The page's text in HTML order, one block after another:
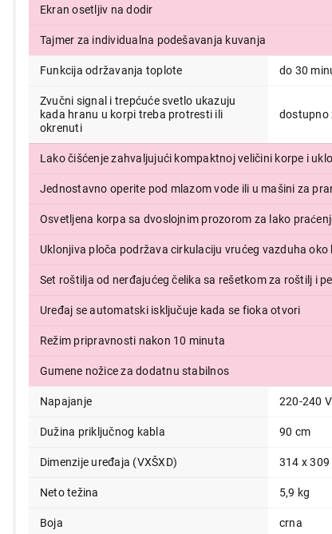
Ekran osetljiv na dodir
Tajmer za individualna podešavanja kuvanja
Funkcija održavanja toplote do 30
Zvučni signal i trepćuće svetlo ukazuju
kada hranu u korpi treba protresti ili
okrenuti
dostupno
Lako čišćenje zahvaljujući kompaktnoj veličini korpe i
Jednostavno operite pod mlazom vode ili u mašini za
Osvetljena korpa sa dvoslojnim prozorom za lako
Uklonjiva ploča podržava cirkulaciju vrućeg vazduha
Set roštilja od nerđajućeg čelika sa rešetkom za roštilj i
Uređaj se automatski isključuje kada se fioka otvori
Režim pripravnosti nakon 10 minuta
Gumene nožice za dodatnu stabilnos
Napajanje 220-240
Dužina priključnog kabla 90 cm
Dimenzije uređaja (VXŠXD) 314 x
Neto težina 5,9 kg
Boja crna